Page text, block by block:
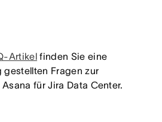
Artikel finden Sie eine
gestellten Fragen zur
für Jira Data Center.